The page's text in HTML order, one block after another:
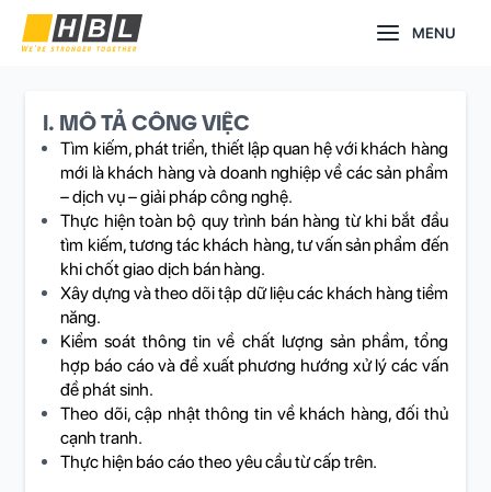
Nhảy
MainMENU
I. MÔ TẢ CÔNG VIỆC
Tìm kiếm, phát triển, thiết lập quan hệ với khách hàng
mới là khách hàng và doanh nghiệp về các sản phẩm
– dịch vụ – giải pháp công nghệ.
Thực hiện toàn bộ quy trình bán hàng từ khi bắt đầu
tìm kiếm, tương tác khách hàng, tư vấn sản phẩm đến
khi chốt giao dịch bán hàng.
Xây dựng và theo dõi tập dữ liệu các khách hàng tiềm
năng.
Kiểm soát thông tin về chất lượng sản phầm, tổng
hợp báo cáo và đề xuất phương hướng xử lý các vấn
đề phát sinh.
Theo dõi, cập nhật thông tin về khách hàng, đối thủ
cạnh tranh.
Thực hiện báo cáo theo yêu cầu từ cấp trên.